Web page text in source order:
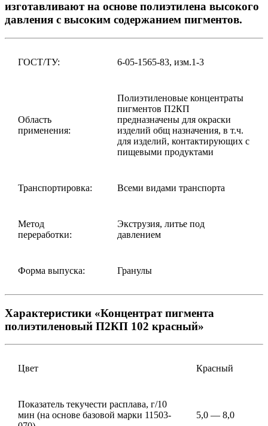
изготавливают на основе полиэтилена высокого
давления с высоким содержанием пигментов.
ГОСТ/ТУ: 6-05-1565-83, изм.1-3
Область
применения:
Полиэтиленовые концентраты
пигментов П2КП
предназначены для окраски
изделий общ назначения, в т.ч.
для изделий, контактирующих с
пищевыми продуктами
Транспортировка: Всеми видами транспорта
Метод
переработки:
Экструзия, литье под
давлением
Форма выпуска: Гранулы
Характеристики «Концентрат пигмента
полиэтиленовый П2КП 102 красный»
Цвет Красный
Показатель текучести расплава, г/10
мин (на основе базовой марки 11503-
5,0 — 8,0